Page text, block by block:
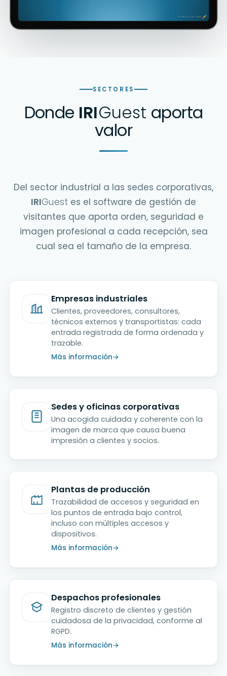
SECTORES
Donde IRIGuest aporta
valor
Del sector industrial a las sedes corporativas,
IRIGuest es el software de gestión de
visitantes que aporta orden, seguridad e
imagen profesional a cada recepción, sea
cual sea el tamaño de la empresa.
Empresas industriales
Clientes, proveedores, consultores,
técnicos externos y transportistas: cada
entrada registrada de forma ordenada y
trazable.
Más información
Sedes y oficinas corporativas
Una acogida cuidada y coherente con la
imagen de marca que causa buena
impresión a clientes y socios.
Plantas de producción
Trazabilidad de accesos y seguridad en
los puntos de entrada bajo control,
incluso con múltiples accesos y
dispositivos.
Más información
Despachos profesionales
Registro discreto de clientes y gestión
cuidadosa de la privacidad, conforme al
RGPD.
Más información